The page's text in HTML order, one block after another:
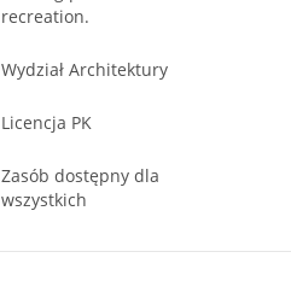
recreation.
Wydział Architektury
Licencja PK
Zasób dostępny dla
wszystkich